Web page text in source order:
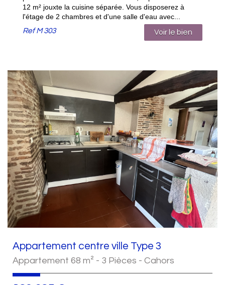
12 m² jouxte la cuisine séparée. Vous disposerez à
l'étage de 2 chambres et d'une salle d'eau avec...
RefM 303 Voir le bien
Appartement centre ville Type 3
Appartement 68 m² - 3 Pièces - Cahors